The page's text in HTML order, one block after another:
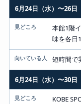
6月24日（水）〜26日
本館1階
味を各日
短時間で
6月24日（水）〜30日
KOBE